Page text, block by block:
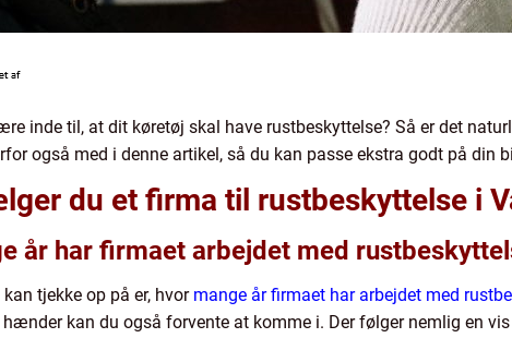
inde til, at dit køretøj skal have rustbeskyttelse? Så er det
også med i denne artikel, så du kan passe ekstra godt på din
du et firma til rustbeskyttelse i
år har firmaet arbejdet med
tjekke op på er, hvor mange år firmaet har arbejdet med
hænder kan du også forvente at komme i. Der følger nemlig en